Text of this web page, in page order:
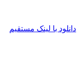
با لینک مستقیم